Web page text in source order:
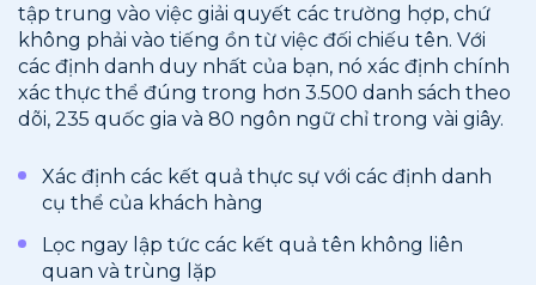
tập trung vào việc giải quyết các trường hợp, chứ
không phải vào tiếng ồn từ việc đối chiếu tên. Với
các định danh duy nhất của bạn, nó xác định chính
xác thực thể đúng trong hơn 3.500 danh sách theo
dõi, 235 quốc gia và 80 ngôn ngữ chỉ trong vài giây.
Xác định các kết quả thực sự với các định danh
cụ thể của khách hàng
Lọc ngay lập tức các kết quả tên không liên
quan và trùng lặp